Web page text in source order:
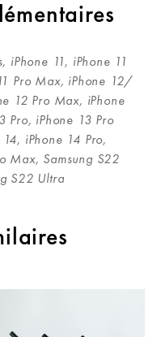
iPhone 11, iPhone 11
Pro Max, iPhone 12/
12 Pro Max, iPhone
Pro, iPhone 13 Pro
iPhone 14 Pro,
Max, Samsung S22
S22 Ultra